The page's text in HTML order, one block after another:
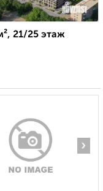
21/25 этаж
›